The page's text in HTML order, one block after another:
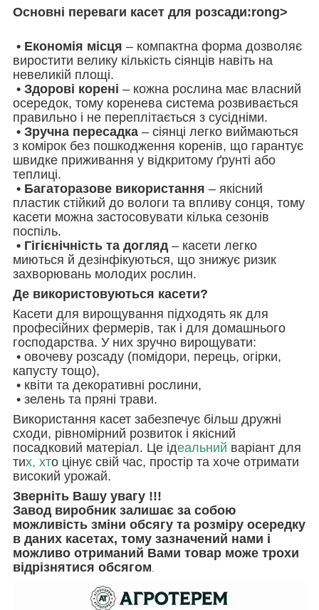
Основні переваги касет для розсади:rong>
• Економія місця – компактна форма дозволяє
виростити велику кількість сіянців навіть на
невеликій площі.
• Здорові корені – кожна рослина має власний
осередок, тому коренева система розвивається
правильно і не переплітається з сусідніми.
• Зручна пересадка – сіянці легко виймаються
з комірок без пошкодження коренів, що гарантує
швидке приживання у відкритому ґрунті або
теплиці.
• Багаторазове використання – якісний
пластик стійкий до вологи та впливу сонця, тому
касети можна застосовувати кілька сезонів
поспіль.
• Гігієнічність та догляд – касети легко
миються й дезінфікуються, що знижує ризик
захворювань молодих рослин.
Де використовуються касети?
Касети для вирощування підходять як для
професійних фермерів, так і для домашнього
господарства. У них зручно вирощувати:
• овочеву розсаду (помідори, перець, огірки,
капусту тощо),
• квіти та декоративні рослини,
• зелень та пряні трави.
Використання касет забезпечує більш дружні
сходи, рівномірний розвиток і якісний
посадковий матеріал. Це ідеальний варіант для
тих, хто цінує свій час, простір та хоче отримати
високий урожай.
Зверніть Вашу увагу !!!
Завод виробник залишає за собою
можливість зміни обсягу та розміру осередку
в даних касетах, тому зазначений нами і
можливо отриманий Вами товар може трохи
відрізнятися обсягом